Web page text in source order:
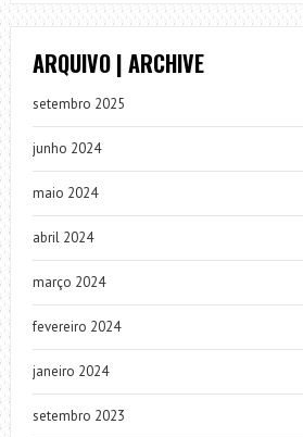
ARQUIVO | ARCHIVE
setembro 2025
junho 2024
maio 2024
abril 2024
março 2024
fevereiro 2024
janeiro 2024
setembro 2023